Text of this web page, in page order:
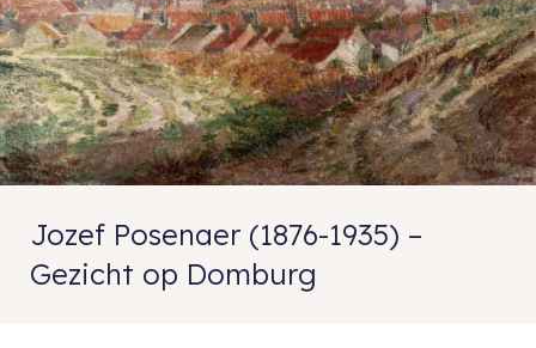
Jozef Posenaer (1876-1935) –
Gezicht op Domburg